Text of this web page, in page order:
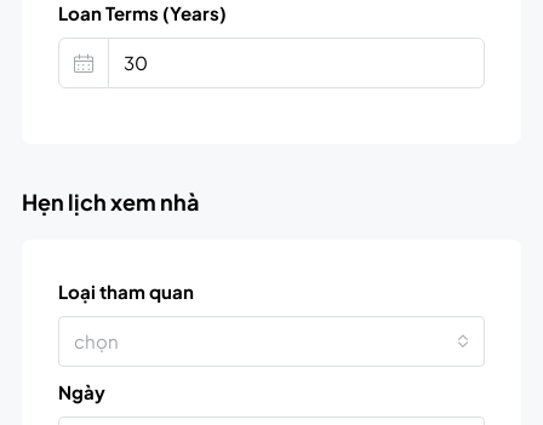
Loan Terms (Years)
Hẹn lịch xem nhà
Loại tham quan
chọn
Ngày